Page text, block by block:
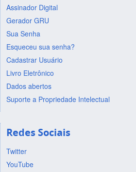
Assinador Digital
Gerador GRU
Sua Senha
Esqueceu sua senha?
Cadastrar Usuário
Livro Eletrônico
Dados abertos
Suporte a Propriedade Intelectual
Redes Sociais
Twitter
YouTube